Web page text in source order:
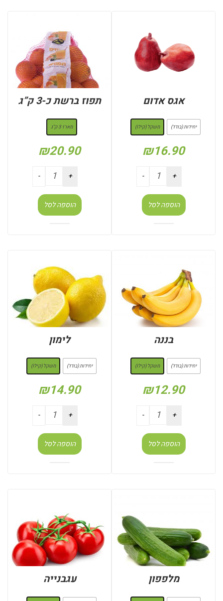
אגס אדום
יחידות (בודד) משקל (קילו)
₪16.90
הוספה לסל
תפוז ברשת כ-3 ק”ג
מארז 3 ק"ג
₪20.90
הוספה לסל
בננה
יחידות (בודד) משקל (קילו)
₪12.90
הוספה לסל
לימון
יחידות (בודד) משקל (קילו)
₪14.90
הוספה לסל
מלפפון עגבנייה